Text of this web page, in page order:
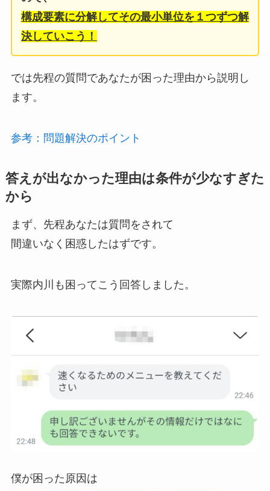
構成要素に分解してその最小単位を１つずつ解
決していこう！
では先程の質問であなたが困った理由から説明し
ます。
参考：問題解決のポイント
答えが出なかった理由は条件が少なすぎた
から
まず、先程あなたは質問をされて
間違いなく困惑したはずです。
実際内川も困ってこう回答しました。
僕が困った原因は